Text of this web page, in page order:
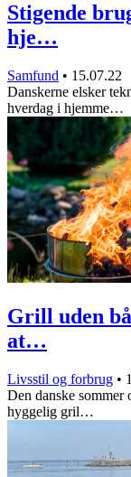
Stigende
hje…
Samfund • 15.07.22
Danskerne elsker
hverdag i hjemme…
Grill uden
at…
Livsstil og forbrug •
Den danske sommer
hyggelig gril…